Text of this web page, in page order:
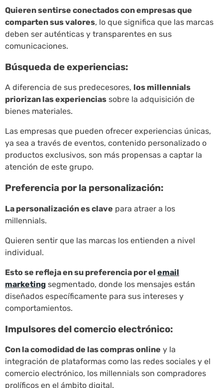
Quieren sentirse conectados con empresas que
comparten sus valores, lo que significa que las marcas
deben ser auténticas y transparentes en sus
comunicaciones.
Búsqueda de experiencias:
A diferencia de sus predecesores, los millennials
priorizan las experiencias sobre la adquisición de
bienes materiales.
Las empresas que pueden ofrecer experiencias únicas,
ya sea a través de eventos, contenido personalizado o
productos exclusivos, son más propensas a captar la
atención de este grupo.
Preferencia por la personalización:
La personalización es clave para atraer a los
millennials.
Quieren sentir que las marcas los entienden a nivel
individual.
Esto se refleja en su preferencia por el email
marketing segmentado, donde los mensajes están
diseñados específicamente para sus intereses y
comportamientos.
Impulsores del comercio electrónico:
Con la comodidad de las compras online y la
integración de plataformas como las redes sociales y el
comercio electrónico, los millennials son compradores
prolíficos en el ámbito digital.